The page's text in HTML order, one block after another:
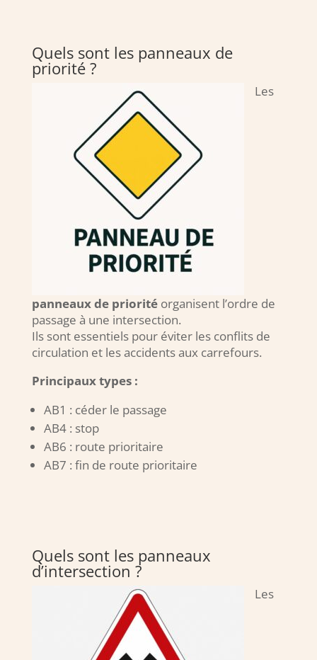
Quels sont les panneaux de
priorité ?
Les
panneaux de prioritéorganisent l’ordre de
passage à une intersection.
Ils sont essentiels pour éviter les conflits de
circulation et les accidents aux carrefours.
Principaux types :
AB1 : céder le passage
AB4 : stop
AB6 : route prioritaire
AB7 : fin de route prioritaire
Quels sont les panneaux
d’intersection ?
Les